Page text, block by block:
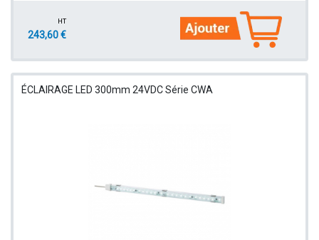
HT
243,60 €
ÉCLAIRAGE LED 300mm 24VDC Série CWA